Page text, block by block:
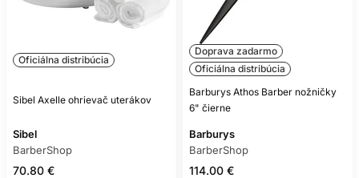
Oficiálna distribúcia
Sibel Axelle ohrievač uterákov
Sibel
BarberShop
70.80 €
Doprava zadarmo
Oficiálna distribúcia
Barburys Athos Barber nožničky
6" čierne
Barburys
BarberShop
114.00 €